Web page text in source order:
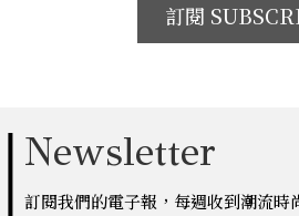
訂閱
Newsletter
訂閱我們的電子報，每週收到潮流時